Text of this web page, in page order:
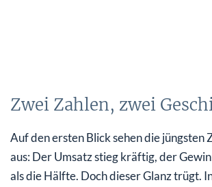
Zwei Zahlen, zwei
Auf den ersten Blick sehen die jüngsten
aus: Der Umsatz stieg kräftig, der
als die Hälfte. Doch dieser Glanz trügt.